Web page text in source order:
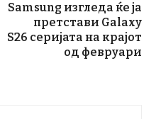
Samsung изгледа ќе ја
претстави Galaxy
S26 серијата на крајот
од февруари